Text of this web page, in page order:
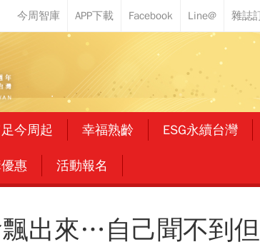
今周起 幸福熟齡 ESG永續台灣
惠 活動報名
出來…自己聞不到但